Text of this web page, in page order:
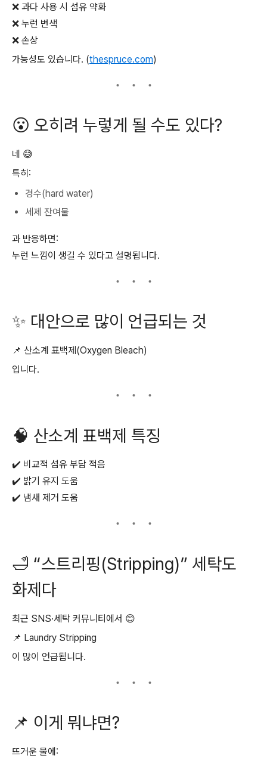
❌ 과다 사용 시 섬유 약화
❌ 누런 변색
❌ 손상
가능성도 있습니다. (thespruce.com)
😮 오히려 누렇게 될 수도 있다?
네 😅
특히:
경수(hard water)
세제 잔여물
과 반응하면:
누런 느낌이 생길 수 있다고 설명됩니다.
✨ 대안으로 많이 언급되는 것
📌 산소계 표백제(Oxygen Bleach)
입니다.
🧠 산소계 표백제 특징
✔️ 비교적 섬유 부담 적음
✔️ 밝기 유지 도움
✔️ 냄새 제거 도움
🛁 “스트리핑(Stripping)” 세탁도
화제다
최근 SNS·세탁 커뮤니티에서 😊
📌 Laundry Stripping
이 많이 언급됩니다.
📌 이게 뭐냐면?
뜨거운 물에: